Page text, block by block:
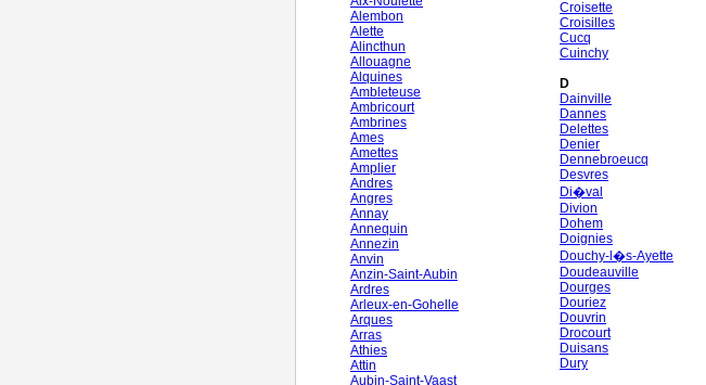
Alembon
Alette
Alincthun
Allouagne
Alquines
Ambleteuse
Ambricourt
Ambrines
Ames
Amettes
Amplier
Andres
Angres
Annay
Annequin
Annezin
Anvin
Anzin-Saint-Aubin
Ardres
Arleux-en-Gohelle
Arques
Arras
Athies
Attin
Aubin-Saint-Vaast
Croisette
Croisilles
Cucq
Cuinchy
D
Dainville
Dannes
Delettes
Denier
Dennebroeucq
Desvres
Di�val
Divion
Dohem
Doignies
Douchy-l�s-Ayette
Doudeauville
Dourges
Douriez
Douvrin
Drocourt
Duisans
Dury